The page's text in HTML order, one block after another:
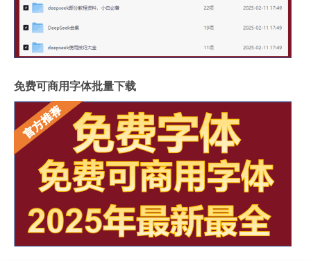
免费可商用字体批量下载